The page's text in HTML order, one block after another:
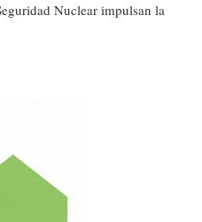
Nuclear impulsan la